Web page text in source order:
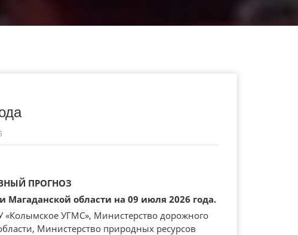
ПРОГНОЗ
области на 09 июля 2026 года.
УГМС», Министерство дорожного
Министерство природных ресурсов